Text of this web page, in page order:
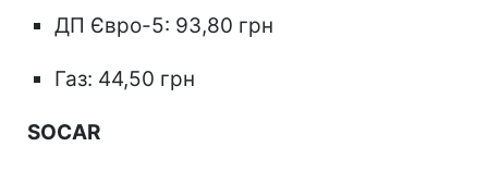
ДП Євро-5: 93,80 грн
Газ: 44,50 грн
SOCAR